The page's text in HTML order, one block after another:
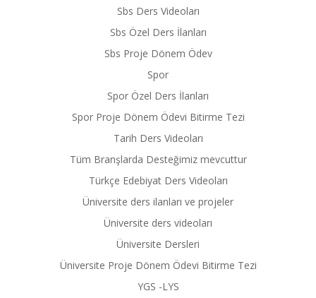
Sbs Ders Videoları
Sbs Özel Ders İlanları
Sbs Proje Dönem Ödev
Spor
Spor Özel Ders İlanları
Spor Proje Dönem Ödevi Bitirme Tezi
Tarih Ders Videoları
Tüm Branşlarda Desteğimiz mevcuttur
Türkçe Edebiyat Ders Videoları
Üniversite ders ilanları ve projeler
Üniversite ders videoları
Üniversite Dersleri
Üniversite Proje Dönem Ödevi Bitirme Tezi
YGS -LYS